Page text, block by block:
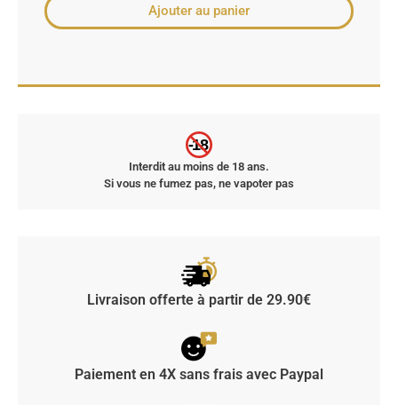
Ajouter au panier
-18
Interdit au moins de 18 ans.
Si vous ne fumez pas, ne vapoter pas
Livraison offerte à partir de 29.90€
Paiement en 4X sans frais avec Paypal